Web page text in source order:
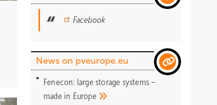
Facebook
News on pveurope.eu
Fenecon: large storage systems –
made in Europe